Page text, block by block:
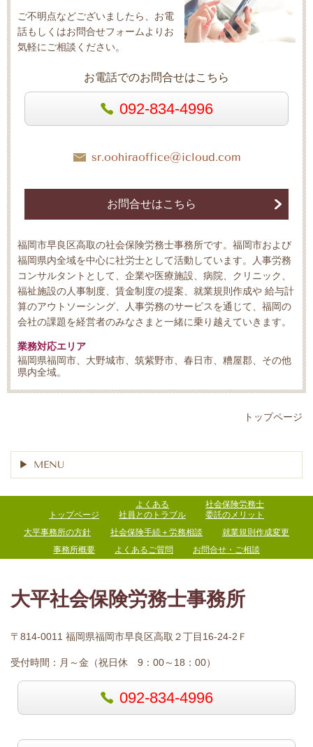
ご不明点などございましたら、お電
話もしくはお問合せフォームよりお
気軽にご相談ください。
お電話でのお問合せはこちら
092-834-4996
sr.oohiraoffice@icloud.com
お問合せはこちら
福岡市早良区高取の社会保険労務士事務所です。福岡市および
福岡県内全域を中心に社労士として活動しています。人事労務
コンサルタントとして、企業や医療施設、病院、クリニック、
福祉施設の人事制度、賃金制度の提案、就業規則作成や 給与計
算のアウトソーシング、人事労務のサービスを通じて、福岡の
会社の課題を経営者のみなさまと一緒に乗り越えていきます。
業務対応エリア
福岡県福岡市、大野城市、筑紫野市、春日市、糟屋郡、その他
県内全域。
トップページ
MENU
トップページ
よくある
社員とのトラブル
社会保険労務士
委託のメリット
大平事務所の方針
社会保険手続＋労務相談
就業規則作成変更
事務所概要
よくあるご質問 お問合せ・ご相談
大平社会保険労務士事務所
〒814-0011 福岡県福岡市早良区高取２丁目16-24-2Ｆ
受付時間： 月～金（祝日休 9：00～18：00）
092-834-4996